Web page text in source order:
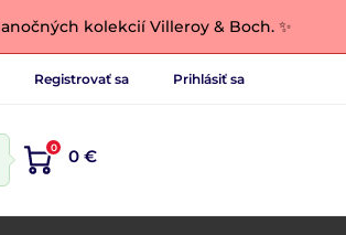
kolekcií Villeroy & Boch. ✨
Registrovať sa Prihlásiť sa
0 0 €